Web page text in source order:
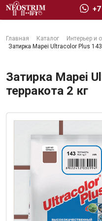
Главная Каталог Интерьер и
Затирка Mapei Ultracolor Plus 143
Затирка Mapei
терракота 2 кг
Сухие строительные
Гидроизоляция
Изоляционные
Кровельные
Ещё 2